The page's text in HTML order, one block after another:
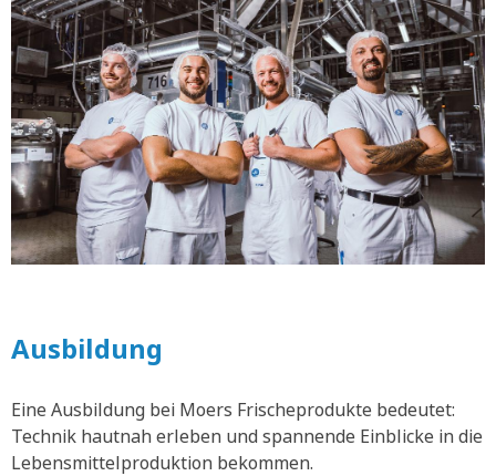
Ausbildung
Eine Ausbildung bei Moers Frischeprodukte bedeutet:
Technik hautnah erleben und spannende Einblicke in die
Lebensmittelproduktion bekommen.